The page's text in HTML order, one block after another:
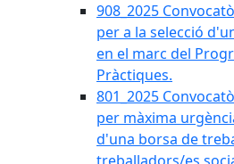
908_2025
per a la selecció
en el marc del
Pràctiques.
801_2025
per màxima
d'una borsa de